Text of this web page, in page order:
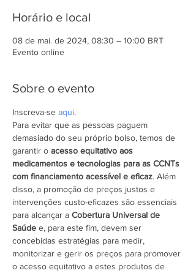
Horário e local
08 de mai. de 2024, 08:30 – 10:00 BRT
Evento online
Sobre o evento
Inscreva-se aqui.
Para evitar que as pessoas paguem
demasiado do seu próprio bolso, temos de
garantir o acesso equitativo aos
medicamentos e tecnologias para as CCNTs
com financiamento acessível e eficaz. Além
disso, a promoção de preços justos e
intervenções custo-eficazes são essenciais
para alcançar a Cobertura Universal de
Saúde e, para este fim, devem ser
concebidas estratégias para medir,
monitorizar e gerir os preços para promover
o acesso equitativo a estes produtos de